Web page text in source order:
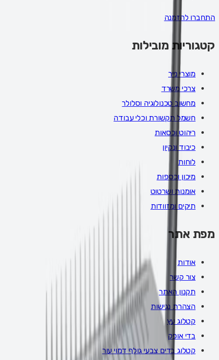
התחברו להזמנה
קטגוריות מובילות
מוצרי נייר
צרכי משרד
מחשוב טכנולוגיה וסלולר
חשמל תקשורת וכלי עבודה
ריהוט וכסאות
כיבוד ונקיון
לוחות
מיכון וכספות
אומנות ושרטוט
תיקים ומזוודות
מפת אתר
אודות
צור קשר
תקנון האתר
הצהרת נגישות
קטלוג עץ
בדי אופק
קטלוג בדים צבעי גולף דמוי עור